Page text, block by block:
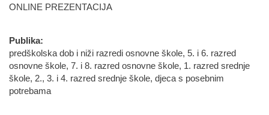
ONLINE PREZENTACIJA
Publika:
predškolska dob i niži razredi osnovne škole, 5. i 6. razred
osnovne škole, 7. i 8. razred osnovne škole, 1. razred srednje
škole, 2., 3. i 4. razred srednje škole, djeca s posebnim
potrebama